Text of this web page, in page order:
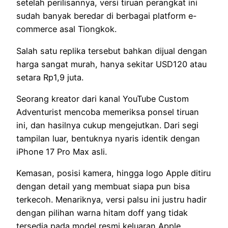
setelah perilisannya, versi tiruan perangkat ini
sudah banyak beredar di berbagai platform e-
commerce asal Tiongkok.
Salah satu replika tersebut bahkan dijual dengan
harga sangat murah, hanya sekitar USD120 atau
setara Rp1,9 juta.
Seorang kreator dari kanal YouTube Custom
Adventurist mencoba memeriksa ponsel tiruan
ini, dan hasilnya cukup mengejutkan. Dari segi
tampilan luar, bentuknya nyaris identik dengan
iPhone 17 Pro Max asli.
Kemasan, posisi kamera, hingga logo Apple ditiru
dengan detail yang membuat siapa pun bisa
terkecoh. Menariknya, versi palsu ini justru hadir
dengan pilihan warna hitam doff yang tidak